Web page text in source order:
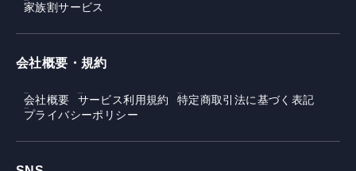
家族割サービス
会社概要・規約
会社概要 サービス利用規約
特定商取引法に基づく表記
プライバシーポリシー